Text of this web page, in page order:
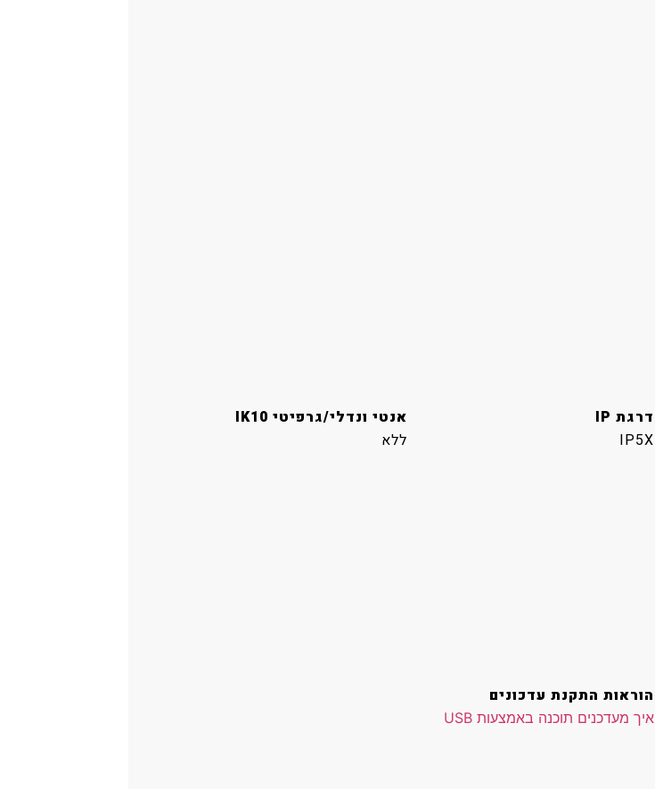
דרגת IP
IP5X
אנטי ונדלי/גרפיטי IK10
ללא
הוראות התקנת עדכונים
איך מעדכנים תוכנה באמצעות USB